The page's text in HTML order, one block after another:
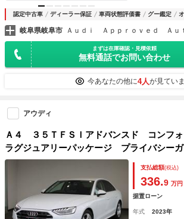
認定中古車 ディーラー保証 車両状態評価書 グー鑑定
岐阜県岐阜市 Ａｕｄｉ Ａｐｐｒｏｖｅｄ Ａｕ
まずは在庫確認・見積依頼
無料通話でお問い合わせ
今あなたの他に4人が見てい
アウディ
Ａ４ ３５ＴＦＳＩアドバンスド コンフ
ラグジュアリーパッケージ プライバシー
スト サラウンドビューカメラ シートヒー
支払総額(税込)
336.9 万円
据置ローン
年式 2023年